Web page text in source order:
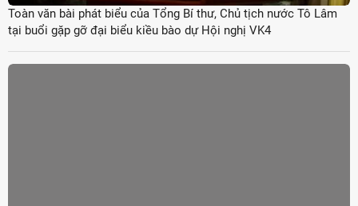
Toàn văn bài phát biểu của Tổng Bí thư, Chủ tịch nước Tô Lâm
tại buổi gặp gỡ đại biểu kiều bào dự Hội nghị VK4